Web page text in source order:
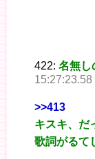
422: 名無し
15:27:23.58
>>413
キスキ、だ
歌詞がるて